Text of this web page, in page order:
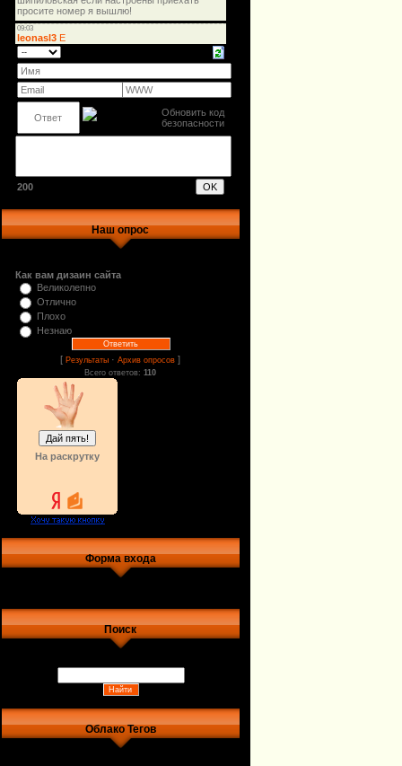
200
Наш опрос
Как вам дизаин сайта
Великолепно
Отлично
Плохо
Незнаю
[Результаты ·Архив опросов ]
Всего ответов:110
На раскрутку
Форма входа
Поиск
Облако Тегов